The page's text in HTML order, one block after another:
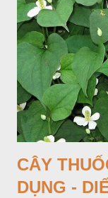
phần hoa đực ở
Trung quốc, Việt
Philippin. Ở nước
vùng rừng núi,
lâu đời ở trong
đồi để làm thức ăn
Lạng s...
CÂY
DỤNG -